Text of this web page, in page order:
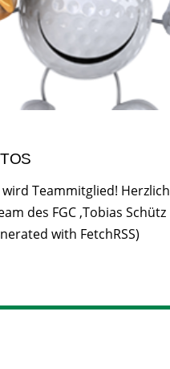
Teammitglied! Herzlich
des FGC ,Tobias Schütz
with FetchRSS)